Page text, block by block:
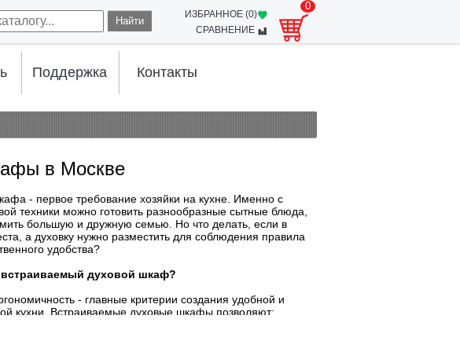
Найти
ИЗБРАННОЕ (0)
СРАВНЕНИЕ
0
Поддержка Контакты
в Москве
- первое требование хозяйки на кухне. Именно с
техники можно готовить разнообразные сытные блюда,
большую и дружную семью. Но что делать, если в
а духовку нужно разместить для соблюдения правила
удобства?
встраиваемый духовой шкаф?
- главные критерии создания удобной и
кухни. Встраиваемые духовые шкафы позволяют:
место в помещении;